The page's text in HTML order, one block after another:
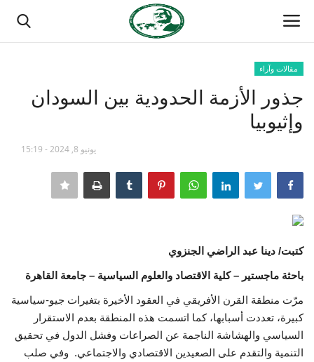
الصفحة الرئيسية
مدرسة الطليعة الوطنية
مصر
فريق العمل
إرث جمال عبدالناصر
مقالات وآراء
جذور الأزمة الحدودية بين السودان
وإثيوبيا
يونيو 8, 2024 - 15:19
كتبت/ دينا عبد الراضي الجنزوي
باحثة ماجستير – كلية الاقتصاد والعلوم السياسية – جامعة القاهرة
مرّت منطقة القرن الأفريقي في العقود الأخيرة بتغيرات جيو-سياسية
كبيرة، تعددت أسبابها، كما اتسمت هذه المنطقة بعدم الاستقرار
السياسي والهشاشة الناجمة عن الصراعات وفشل الدول في تحقيق
التنمية والتقدم على الصعيدين الاقتصادي والاجتماعي. وفي صلب